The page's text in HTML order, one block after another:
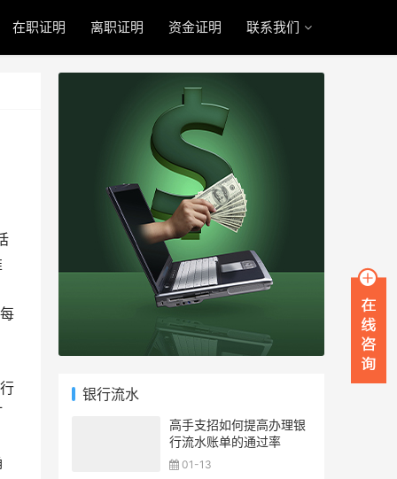
在职证明 离职证明 资金证明 联系我们
银行流水
高手支招如何提高办理银
行流水账单的通过率
01-13